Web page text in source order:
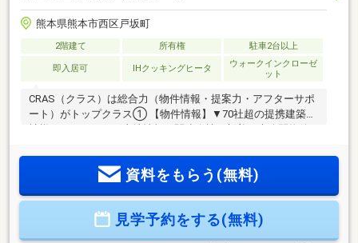
熊本県熊本市西区戸坂町
2階建て 所有権 駐車2台以上
即入居可 IHクッキングヒータ
ウォークインクローゼ
ット
CRAS（クラス）は総合力（物件情報・提案力・アフターサポ
ート）がトップクラス① 【物件情報】▼70社超の提携建築会
社様モデルハウスや土地情報▼関連会社の新着・未公開物件
住宅ローン提携金融機関が多数▼後悔しないためのライフプ
ランシミュレーション家計の見直しのプロのFPが在籍③ 【ア
ーン控除等▼お引渡し後の対応お引渡し後のリフォームもお
任せ！将来的な売却・賃貸等の運用をサポート！
資料をもらう(無料)
見学予約をする(無料)